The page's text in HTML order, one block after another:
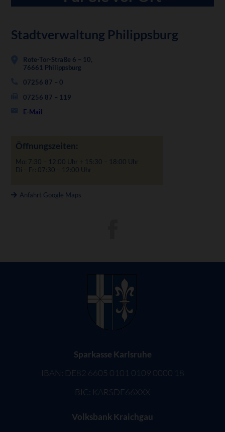
Stadtverwaltung Philippsburg
Rote-Tor-Straße 6 – 10,
76661 Philippsburg
07256 87 – 0
07256 87 – 119
E-Mail
Öffnungszeiten:
Mo: 7:30 – 12:00 Uhr + 15:30 – 18:00 Uhr
Di – Fr: 07:30 – 12:00 Uhr
Anfahrt Google Maps
Sparkasse Karlsruhe
IBAN: DE82 6605 0101 0109 0000 18
BIC: KARSDE66XXX
Volksbank Kraichgau